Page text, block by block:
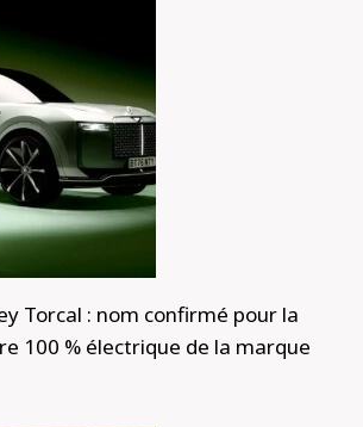
Torcal : nom confirmé pour la
100 % électrique de la marque